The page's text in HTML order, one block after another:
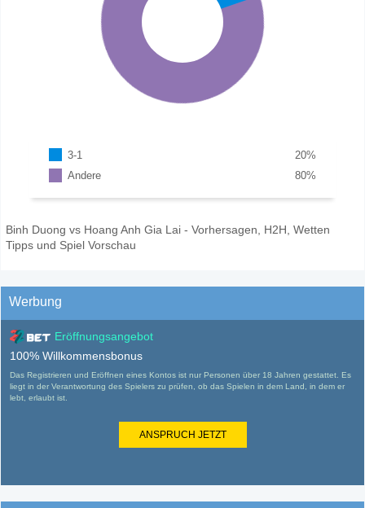
3-1 %
20
Andere
%
80
Binh Duong vs Hoang Anh Gia Lai - Vorhersagen, H2H, Wetten
Tipps und Spiel Vorschau
Werbung
Eröffnungsangebot
100% Willkommensbonus
Das Registrieren und Eröffnen eines Kontos ist nur Personen über 18 Jahren gestattet. Es
liegt in der Verantwortung des Spielers zu prüfen, ob das Spielen in dem Land, in dem er
lebt, erlaubt ist.
ANSPRUCH JETZT